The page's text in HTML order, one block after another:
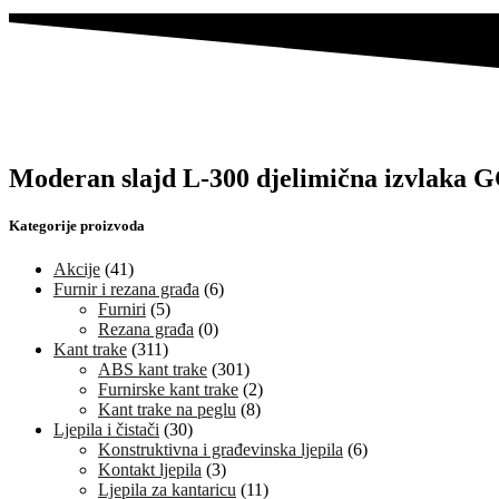
Moderan slajd L-300 djelimična izvlaka
Kategorije proizvoda
Akcije (41)
Furnir i rezana građa (6)
Furniri (5)
Rezana građa (0)
Kant trake (311)
ABS kant trake (301)
Furnirske kant trake (2)
Kant trake na peglu (8)
Ljepila i čistači (30)
Konstruktivna i građevinska ljepila (6)
Kontakt ljepila (3)
Ljepila za kantaricu (11)